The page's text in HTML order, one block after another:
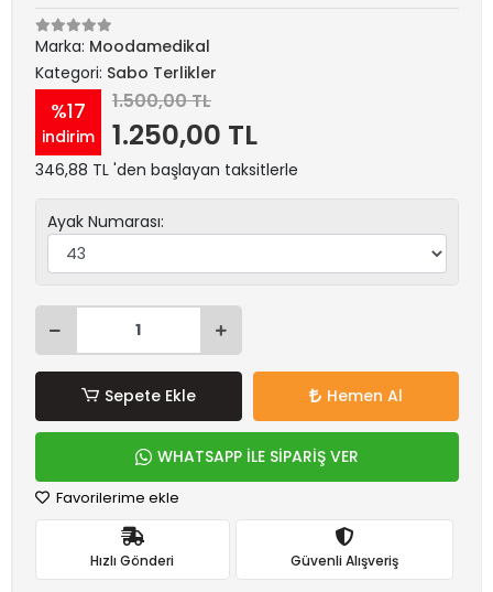
Marka: Moodamedikal
Kategori: Sabo Terlikler
%17
indirim
1.500,00 TL
1.250,00 TL
346,88 TL 'den başlayan taksitlerle
Ayak Numarası:
Sepete Ekle Hemen Al
WHATSAPP İLE SİPARİŞ VER
Favorilerime ekle
Hızlı Gönderi Güvenli Alışveriş